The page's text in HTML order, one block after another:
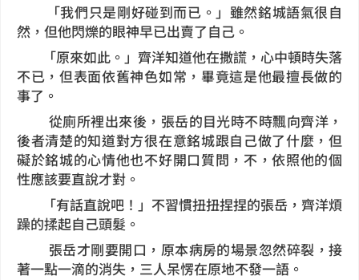
「我們只是剛好碰到而已。」雖然銘城語氣很自
然，但他閃爍的眼神早已出賣了自己。
「原來如此。」齊洋知道他在撒謊，心中頓時失落
不已，但表面依舊神色如常，畢竟這是他最擅長做的
事了。
從廁所裡出來後，張岳的目光時不時飄向齊洋，
後者清楚的知道對方很在意銘城跟自己做了什麼，但
礙於銘城的心情他也不好開口質問，不，依照他的個
性應該要直說才對。
「有話直說吧！」不習慣扭扭捏捏的張岳，齊洋煩
躁的揉起自己頭髮。
張岳才剛要開口，原本病房的場景忽然碎裂，接
著一點一滴的消失，三人呆愣在原地不發一語。